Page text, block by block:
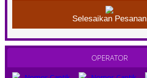
OPERATOR
Selesaikan Pesanan